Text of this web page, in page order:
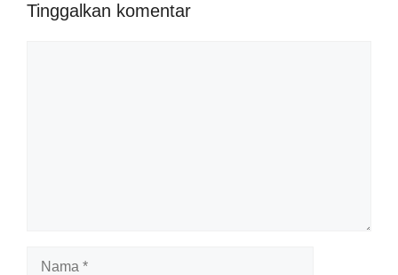
Tinggalkan komentar